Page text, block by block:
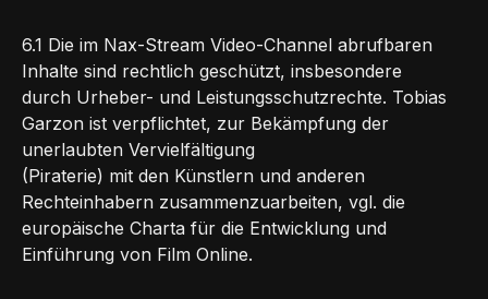
6.1 Die im Nax-Stream Video-Channel abrufbaren
Inhalte sind rechtlich geschützt, insbesondere
durch Urheber- und Leistungsschutzrechte. Tobias
Garzon ist verpflichtet, zur Bekämpfung der
unerlaubten Vervielfältigung
(Piraterie) mit den Künstlern und anderen
Rechteinhabern zusammenzuarbeiten, vgl. die
europäische Charta für die Entwicklung und
Einführung von Film Online.